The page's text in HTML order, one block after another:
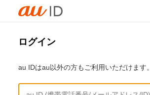
ログイン
au IDはau以外の方もご利用いただけます。